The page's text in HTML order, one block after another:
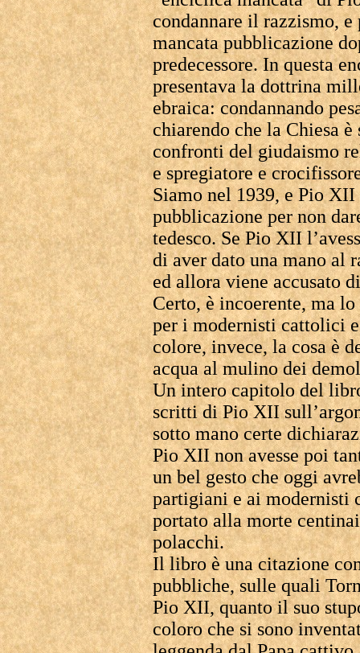
condannare il razzismo,
mancata pubblicazione
predecessore. In questa
presentava la dottrina
ebraica: condannando
chiarendo che la Chiesa
confronti del giudaismo
e spregiatore e
Siamo nel 1939, e Pio
pubblicazione per non
tedesco. Se Pio XII
di aver dato una mano al
ed allora viene accusato
Certo, è incoerente, ma
per i modernisti cattolici
colore, invece, la cosa è
acqua al mulino dei
Un intero capitolo del
scritti di Pio XII
sotto mano certe
Pio XII non avesse poi
un bel gesto che oggi
partigiani e ai modernisti
portato alla morte
polacchi.
Il libro è una citazione
pubbliche, sulle quali
Pio XII, quanto il suo
coloro che si sono